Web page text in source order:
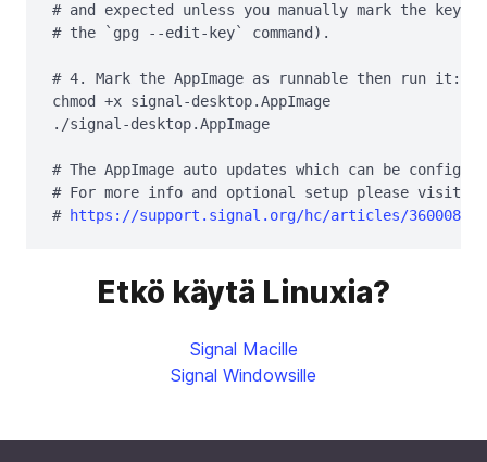
# and expected unless you manually mark the
# the `gpg --edit-key` command).
# 4. Mark the AppImage as runnable then run it:
chmod +x signal-desktop.AppImage
./signal-desktop.AppImage
# The AppImage auto updates which can be
# For more info and optional setup please visit
# https://support.signal.org/hc/articles/
Etkö käytä Linuxia?
Signal Macille
Signal Windowsille